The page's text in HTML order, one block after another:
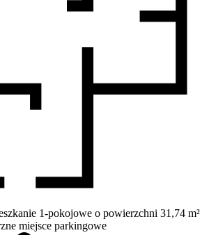
1-pokojowe o powierzchni 31,74 m²
miejsce parkingowe